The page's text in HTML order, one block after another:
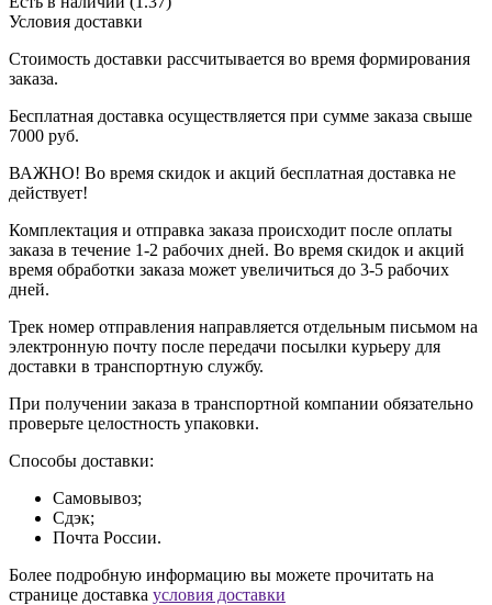
Условия доставки
Стоимость доставки рассчитывается во время формирования
заказа.
Бесплатная доставка осуществляется при сумме заказа свыше
7000 руб.
ВАЖНО! Во время скидок и акций бесплатная доставка не
действует!
Комплектация и отправка заказа происходит после оплаты
заказа в течение 1-2 рабочих дней. Во время скидок и акций
время обработки заказа может увеличиться до 3-5 рабочих
дней.
Трек номер отправления направляется отдельным письмом на
электронную почту после передачи посылки курьеру для
доставки в транспортную службу.
При получении заказа в транспортной компании обязательно
проверьте целостность упаковки.
Способы доставки:
Самовывоз;
Сдэк;
Почта России.
Более подробную информацию вы можете прочитать на
странице доставка условия доставки